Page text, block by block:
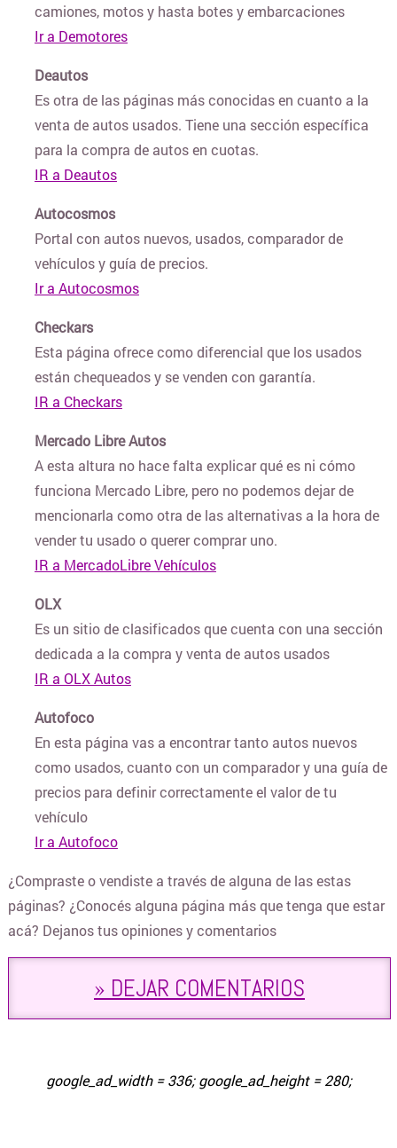
COLCHONES Y SOMMIERS
COMIDAS Y ALIMENTOS
COSMÉTICOS Y BELLEZA
COMPUTACION
CUPONERAS DE DESCUENTOS
CURSOS Y TALLERES
DECORACIÓN Y BAZAR
DEPORTES Y FITNESS
ELECTRO Y TECNOLOGÍA
COTILLÓN ONLINE Y DECO PARA FIESTAS
FLORERÍAS ONLINE
ILUMINACION
INDUMENTARIA
INSTRUMENTOS MUSICALES
JUGUETERIAS
LENCERÍA Y ROPA INTERIOR
camiones, motos y hasta botes y embarcaciones
Ir a Demotores
Deautos
Es otra de las páginas más conocidas en cuanto a la
venta de autos usados. Tiene una sección específica
para la compra de autos en cuotas.
IR a Deautos
Autocosmos
Portal con autos nuevos, usados, comparador de
vehículos y guía de precios.
Ir a Autocosmos
Checkars
Esta página ofrece como diferencial que los usados
están chequeados y se venden con garantía.
IR a Checkars
Mercado Libre Autos
A esta altura no hace falta explicar qué es ni cómo
funciona Mercado Libre, pero no podemos dejar de
mencionarla como otra de las alternativas a la hora de
vender tu usado o querer comprar uno.
IR a MercadoLibre Vehículos
OLX
Es un sitio de clasificados que cuenta con una sección
dedicada a la compra y venta de autos usados
IR a OLX Autos
Autofoco
En esta página vas a encontrar tanto autos nuevos
como usados, cuanto con un comparador y una guía de
precios para definir correctamente el valor de tu
vehículo
Ir a Autofoco
¿Compraste o vendiste a través de alguna de las estas
páginas? ¿Conocés alguna página más que tenga que estar
acá? Dejanos tus opiniones y comentarios
» DEJAR COMENTARIOS
google_ad_width = 336; google_ad_height = 280;